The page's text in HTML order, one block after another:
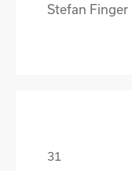
Stefan Finger